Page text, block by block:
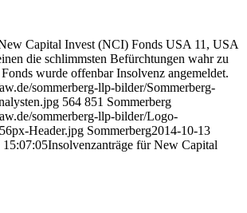
Capital Invest (NCI) Fonds USA 11, USA
die schlimmsten Befürchtungen wahr zu
wurde offenbar Insolvenz angemeldet.
sommerberg-llp-bilder/Sommerberg-
564 851 Sommerberg
sommerberg-llp-bilder/Logo-
Header.jpg Sommerberg2014-10-13
15:07:05Insolvenzanträge für New Capital